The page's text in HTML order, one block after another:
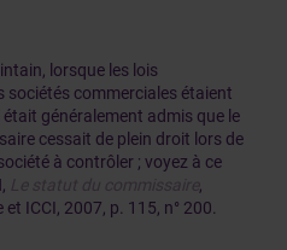
lorsque les lois
sociétés commerciales étaient
était généralement admis que le
cessait de plein droit lors de
à contrôler ; voyez à ce
Le statut du commissaire ,
ICCI, 2007, p. 115, n° 200.